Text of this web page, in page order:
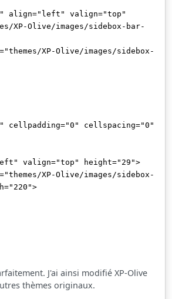
valign="top"
XP-Olive/images/sidebox-bar-
XP-Olive/images/sidebox-
cellpadding="0" cellspacing="0"
valign="top" height="29">
XP-Olive/images/sidebox-
J'ai ainsi modifié XP-Olive
thèmes originaux.